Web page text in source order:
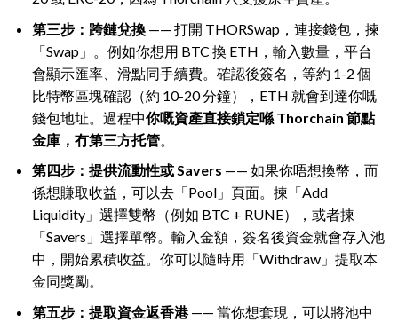
第三步：跨鏈兌換—— 打開 THORSwap，連接錢包，揀
「Swap」。例如你想用 BTC 換 ETH，輸入數量，平台
會顯示匯率、滑點同手續費。確認後簽名，等約 1-2 個
比特幣區塊確認（約 10-20 分鐘），ETH 就會到達你嘅
錢包地址。過程中你嘅資產直接鎖定喺 Thorchain 節點
金庫，冇第三方托管。
第四步：提供流動性或 Savers —— 如果你唔想換幣，而
係想賺取收益，可以去「Pool」頁面。揀「Add
Liquidity」選擇雙幣（例如 BTC + RUNE），或者揀
「Savers」選擇單幣。輸入金額，簽名後資金就會存入池
中，開始累積收益。你可以隨時用「Withdraw」提取本
金同獎勵。
第五步：提取資金返香港—— 當你想套現，可以將池中